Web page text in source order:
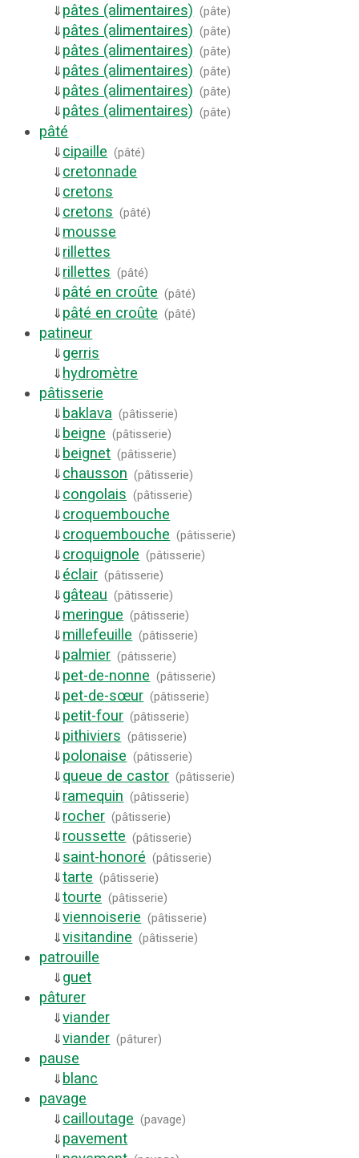
⇓ pâtes (alimentaires) (pâte)
⇓ pâtes (alimentaires) (pâte)
⇓ pâtes (alimentaires) (pâte)
⇓ pâtes (alimentaires) (pâte)
⇓ pâtes (alimentaires) (pâte)
⇓ pâtes (alimentaires) (pâte)
pâté
⇓ cipaille (pâté)
⇓ cretonnade
⇓ cretons
⇓ cretons (pâté)
⇓ mousse
⇓ rillettes
⇓ rillettes (pâté)
⇓ pâté en croûte (pâté)
⇓ pâté en croûte (pâté)
patineur
⇓ gerris
⇓ hydromètre
pâtisserie
⇓ baklava (pâtisserie)
⇓ beigne (pâtisserie)
⇓ beignet (pâtisserie)
⇓ chausson (pâtisserie)
⇓ congolais (pâtisserie)
⇓ croquembouche
⇓ croquembouche (pâtisserie)
⇓ croquignole (pâtisserie)
⇓ éclair (pâtisserie)
⇓ gâteau (pâtisserie)
⇓ meringue (pâtisserie)
⇓ millefeuille (pâtisserie)
⇓ palmier (pâtisserie)
⇓ pet-de-nonne (pâtisserie)
⇓ pet-de-sœur (pâtisserie)
⇓ petit-four (pâtisserie)
⇓ pithiviers (pâtisserie)
⇓ polonaise (pâtisserie)
⇓ queue de castor (pâtisserie)
⇓ ramequin (pâtisserie)
⇓ rocher (pâtisserie)
⇓ roussette (pâtisserie)
⇓ saint-honoré (pâtisserie)
⇓tarte (pâtisserie)
⇓tourte (pâtisserie)
⇓viennoiserie (pâtisserie)
⇓visitandine (pâtisserie)
patrouille
⇓ guet
pâturer
⇓viander
⇓viander (pâturer)
pause
⇓ blanc
pavage
⇓ cailloutage (pavage)
⇓ pavement